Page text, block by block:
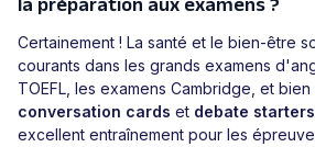
la préparation aux examens ?
Certainement ! La santé et le bien-être
courants dans les grands examens
TOEFL, les examens Cambridge, et
conversation cards et debate starters
excellent entraînement pour les